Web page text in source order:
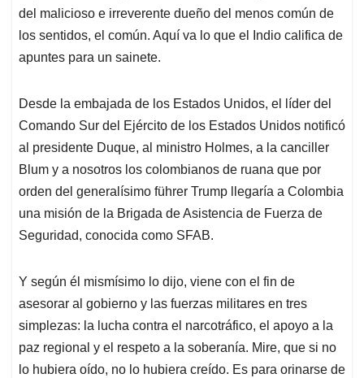
del malicioso e irreverente dueño del menos común de
los sentidos, el común. Aquí va lo que el Indio califica de
apuntes para un sainete.
Desde la embajada de los Estados Unidos, el líder del
Comando Sur del Ejército de los Estados Unidos notificó
al presidente Duque, al ministro Holmes, a la canciller
Blum y a nosotros los colombianos de ruana que por
orden del generalísimo führer Trump llegaría a Colombia
una misión de la Brigada de Asistencia de Fuerza de
Seguridad, conocida como SFAB.
Y según él mismísimo lo dijo, viene con el fin de
asesorar al gobierno y las fuerzas militares en tres
simplezas: la lucha contra el narcotráfico, el apoyo a la
paz regional y el respeto a la soberanía. Mire, que si no
lo hubiera oído, no lo hubiera creído. Es para orinarse de